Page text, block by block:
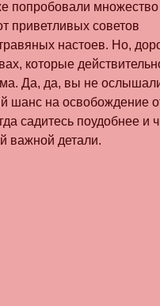
попробовали множество
приветливых советов
настоев. Но,
которые
Да, да, вы не
шанс на освобождение
садитесь поудобнее и
важной детали.